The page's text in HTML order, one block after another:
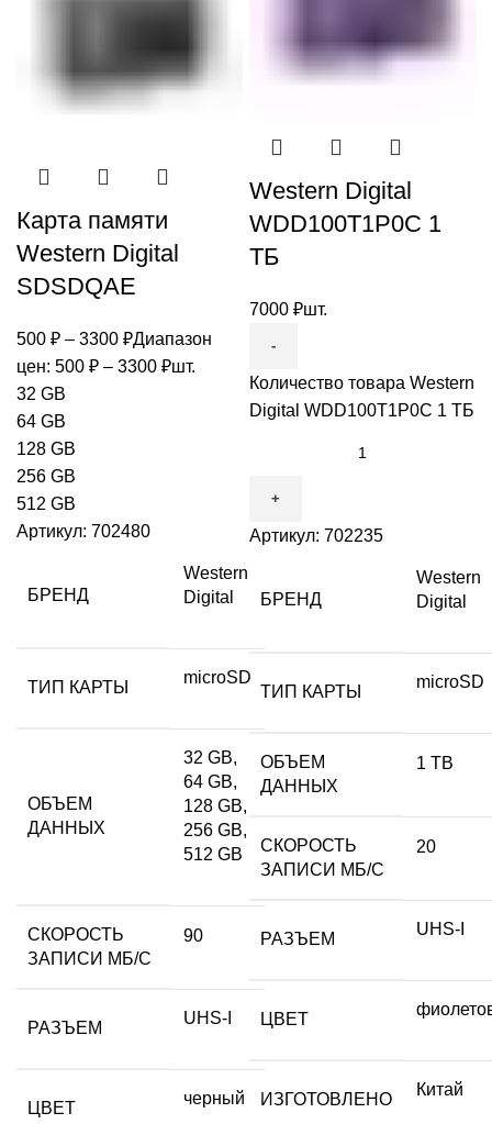
Карта памяти
Western Digital
SDSDQAE
500 ₽ – 3300 ₽Диапазон
цен: 500 ₽ – 3300 ₽шт.
32 GB
64 GB
128 GB
256 GB
512 GB
Артикул: 702480
БРЕНД
Western
Digital
ТИП КАРТЫ
microSD
ОБЪЕМ
ДАННЫХ
32 GB,
64 GB,
128 GB,
256 GB,
512 GB
СКОРОСТЬ
ЗАПИСИ МБ/С
90
РАЗЪЕМ
UHS-I
ЦВЕТ
черный
Western Digital
WDD100T1P0C 1
ТБ
7000 ₽шт.
Количество товара Western
Digital WDD100T1P0C 1 ТБ
Артикул: 702235
БРЕНД
Western
Digital
ТИП КАРТЫ
microSD
ОБЪЕМ
ДАННЫХ
1 TB
СКОРОСТЬ
ЗАПИСИ МБ/С
20
РАЗЪЕМ
UHS-I
ЦВЕТ
ИЗГОТОВЛЕНО
Китай